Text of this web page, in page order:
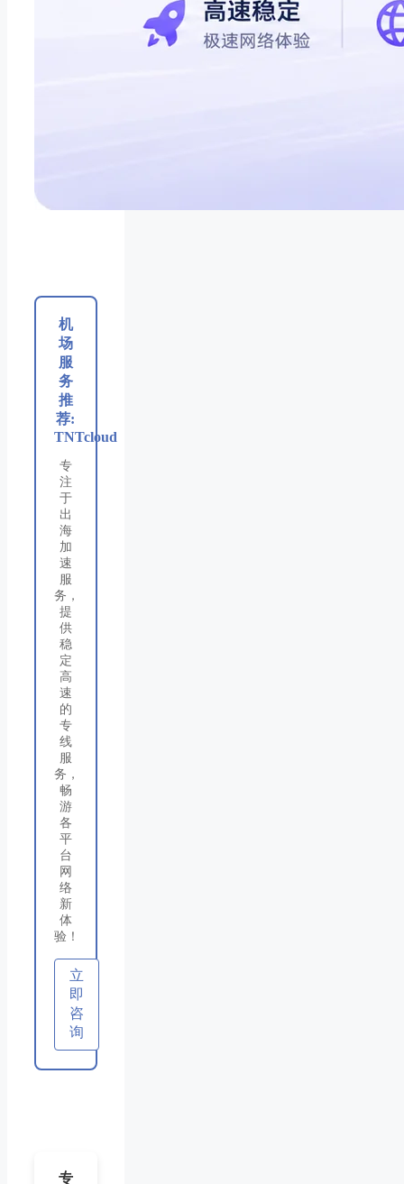
机
场
服
务
推
荐:
TNTcloud
专
注
于
出
海
加
速
服
务，
提
供
稳
定
高
速
的
专
线
服
务，
畅
游
各
平
台
网
络
新
体
验！
立
即
咨
询
专